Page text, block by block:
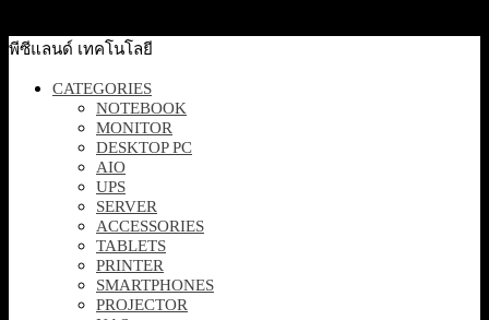
พีซีแลนด์ เทคโนโลยี
CATEGORIES
NOTEBOOK
MONITOR
DESKTOP PC
AIO
UPS
SERVER
ACCESSORIES
TABLETS
PRINTER
SMARTPHONES
PROJECTOR